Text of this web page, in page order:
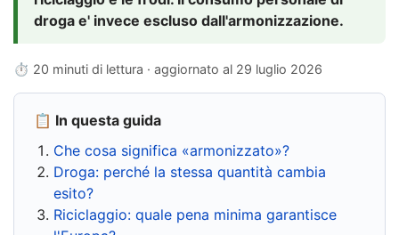
droga e' invece escluso dall'armonizzazione.
⏱ 20 minuti di lettura · aggiornato al 29 luglio 2026
📋 In questa guida
Che cosa significa «armonizzato»?
Droga: perché la stessa quantità cambia
esito?
Riciclaggio: quale pena minima garantisce